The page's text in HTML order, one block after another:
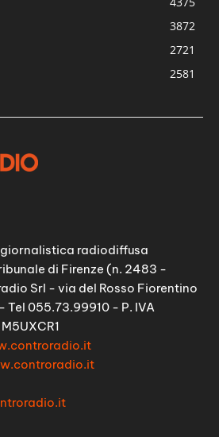
3872
2721
2581
radiodiffusa
di Firenze (n. 2483 -
Srl - via del Rosso Fiorentino
055.73.99910 - P. IVA